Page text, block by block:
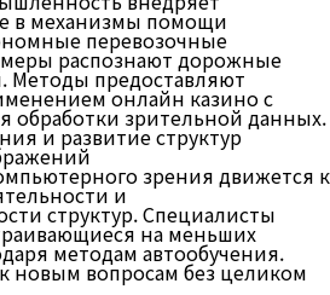
в механизмы помощи
перевозочные
распознают дорожные
Методы предоставляют
онлайн казино с
зрительной данных.
и развитие структур
зрения движется к
и
структур. Специалисты
на меньших
методам автообучения.
новым вопросам без целиком